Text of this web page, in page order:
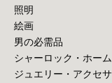
照明
絵画
男の必需品
シャーロック・ホー
ジュエリー・アクセ